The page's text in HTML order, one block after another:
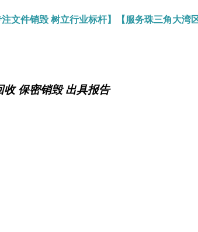
注文件销毁 树立行业标杆】【服务珠三角大湾
收 保密销毁 出具报告